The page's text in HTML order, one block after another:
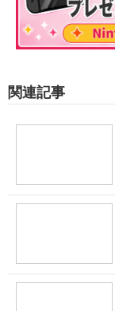
関連記事